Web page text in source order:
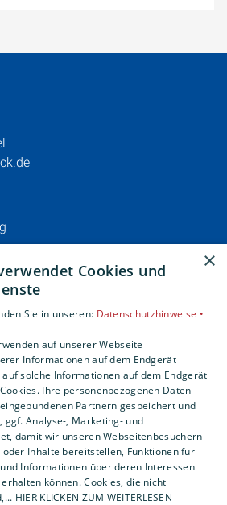
×
Cookies und
Sie in unseren: Datenschutzhinweise •
auf unserer Webseite
Informationen auf dem Endgerät
solche Informationen auf dem Endgerät
Ihre personenbezogenen Daten
Partnern gespeichert und
ggf. Analyse-, Marketing- und
damit wir unseren Webseitenbesuchern
Inhalte bereitstellen, Funktionen für
Informationen über deren Interessen
können. Cookies, die nicht
HIER KLICKEN ZUM WEITERLESEN